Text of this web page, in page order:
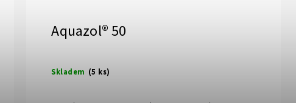
Aquazol® 50
Skladem (5 ks)